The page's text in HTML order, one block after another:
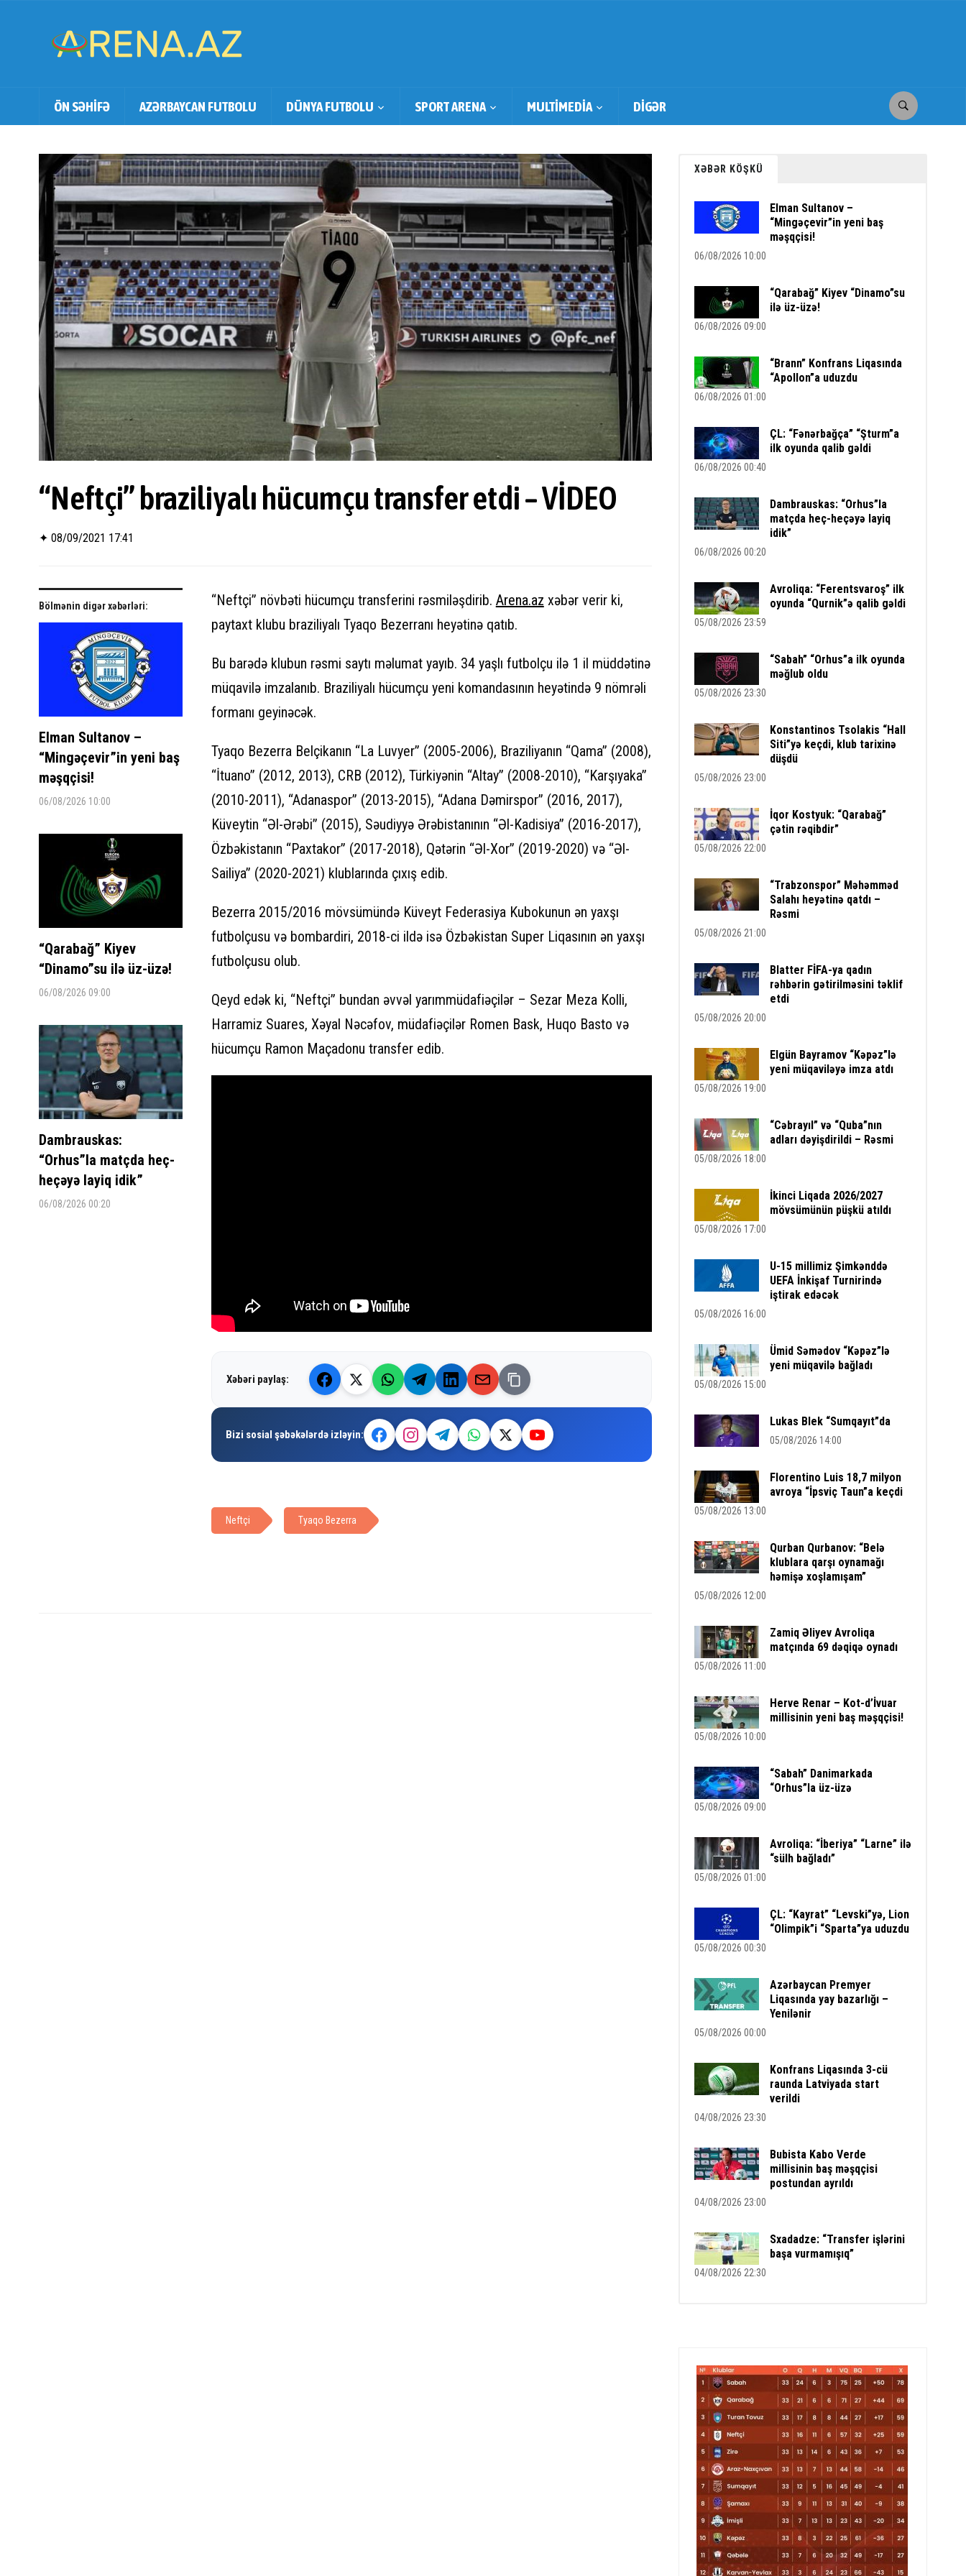
ÖN SƏHİFƏ AZƏRBAYCAN FUTBOLU DÜNYA FUTBOLU SPORT ARENA MULTİMEDİA DİGƏR
“Neftçi” braziliyalı hücumçu transfer etdi – VİDEO
✦ 08/09/2021 17:41
Bölmənin digər xəbərləri:
Elman Sultanov –
“Mingəçevir”in yeni baş
məşqçisi!
06/08/2026 10:00
“Qarabağ” Kiyev
“Dinamo”su ilə üz-üzə!
06/08/2026 09:00
Dambrauskas:
“Orhus”la matçda heç-
heçəyə layiq idik”
06/08/2026 00:20
“Neftçi” növbəti hücumçu transferini rəsmiləşdirib. Arena.az xəbər verir ki,
paytaxt klubu braziliyalı Tyaqo Bezerranı heyətinə qatıb.
Bu barədə klubun rəsmi saytı məlumat yayıb. 34 yaşlı futbolçu ilə 1 il müddətinə
müqavilə imzalanıb. Braziliyalı hücumçu yeni komandasının heyətində 9 nömrəli
formanı geyinəcək.
Tyaqo Bezerra Belçikanın “La Luvyer” (2005-2006), Braziliyanın “Qama” (2008),
“İtuano” (2012, 2013), CRB (2012), Türkiyənin “Altay” (2008-2010), “Karşıyaka”
(2010-2011), “Adanaspor” (2013-2015), “Adana Dəmirspor” (2016, 2017),
Küveytin “Əl-Ərəbi” (2015), Səudiyyə Ərəbistanının “Əl-Kadisiya” (2016-2017),
Özbəkistanın “Paxtakor” (2017-2018), Qətərin “Əl-Xor” (2019-2020) və “Əl-
Sailiya” (2020-2021) klublarında çıxış edib.
Bezerra 2015/2016 mövsümündə Küveyt Federasiya Kubokunun ən yaxşı
futbolçusu və bombardiri, 2018-ci ildə isə Özbəkistan Super Liqasının ən yaxşı
futbolçusu olub.
Qeyd edək ki, “Neftçi” bundan əvvəl yarımmüdafiəçilər – Sezar Meza Kolli,
Harramiz Suares, Xəyal Nəcəfov, müdafiəçilər Romen Bask, Huqo Basto və
hücumçu Ramon Maçadonu transfer edib.
Xəbəri paylaş:
Bizi sosial şəbəkələrdə izləyin:
Neftçi Tyaqo Bezerra
XƏBƏR KÖŞKÜ
Elman Sultanov –
“Mingəçevir”in yeni baş
məşqçisi!
06/08/2026 10:00
“Qarabağ” Kiyev “Dinamo”su
ilə üz-üzə!
06/08/2026 09:00
“Brann” Konfrans Liqasında
“Apollon”a uduzdu
06/08/2026 01:00
ÇL: “Fənərbağça” “Şturm”a
ilk oyunda qalib gəldi
06/08/2026 00:40
Dambrauskas: “Orhus”la
matçda heç-heçəyə layiq
idik”
06/08/2026 00:20
Avroliqa: “Ferentsvaroş” ilk
oyunda “Qurnik”ə qalib gəldi
05/08/2026 23:59
“Sabah” “Orhus”a ilk oyunda
məğlub oldu
05/08/2026 23:30
Konstantinos Tsolakis “Hall
Siti”yə keçdi, klub tarixinə
düşdü
05/08/2026 23:00
İqor Kostyuk: “Qarabağ”
çətin rəqibdir”
05/08/2026 22:00
“Trabzonspor” Məhəmməd
Salahı heyətinə qatdı –
Rəsmi
05/08/2026 21:00
Blatter FİFA-ya qadın
rəhbərin gətirilməsini təklif
etdi
05/08/2026 20:00
Elgün Bayramov “Kəpəz”lə
yeni müqaviləyə imza atdı
05/08/2026 19:00
“Cəbrayıl” və “Quba”nın
adları dəyişdirildi – Rəsmi
05/08/2026 18:00
İkinci Liqada 2026/2027
mövsümünün püşkü atıldı
05/08/2026 17:00
U-15 millimiz Şimkənddə
UEFA İnkişaf Turnirində
iştirak edəcək
05/08/2026 16:00
Ümid Səmədov “Kəpəz”lə
yeni müqavilə bağladı
05/08/2026 15:00
Lukas Blek “Sumqayıt”da
05/08/2026 14:00
Florentino Luis 18,7 milyon
avroya “İpsviç Taun”a keçdi
05/08/2026 13:00
Qurban Qurbanov: “Belə
klublara qarşı oynamağı
həmişə xoşlamışam”
05/08/2026 12:00
Zamiq Əliyev Avroliqa
matçında 69 dəqiqə oynadı
05/08/2026 11:00
Herve Renar – Kot-d’İvuar
millisinin yeni baş məşqçisi!
05/08/2026 10:00
“Sabah” Danimarkada
“Orhus”la üz-üzə
05/08/2026 09:00
Avroliqa: “İberiya” “Larne” ilə
“sülh bağladı”
05/08/2026 01:00
ÇL: “Kayrat” “Levski”yə, Lion
“Olimpik”i “Sparta”ya uduzdu
05/08/2026 00:30
Azərbaycan Premyer
Liqasında yay bazarlığı –
Yenilənir
05/08/2026 00:00
Konfrans Liqasında 3-cü
raunda Latviyada start
verildi
04/08/2026 23:30
Bubista Kabo Verde
millisinin baş məşqçisi
postundan ayrıldı
04/08/2026 23:00
Sxadadze: “Transfer işlərini
başa vurmamışıq”
04/08/2026 22:30